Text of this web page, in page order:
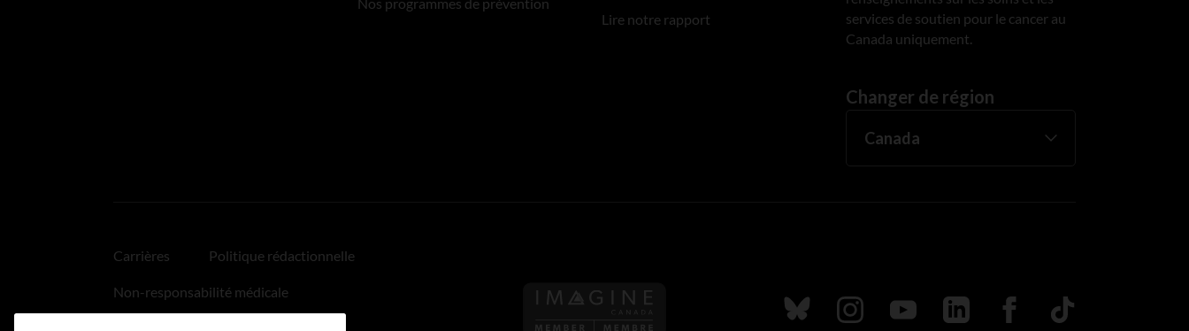
Lire notre rapport
services de soutien pour le cancer au
Canada uniquement.
Changer de région
Carrières Politique rédactionnelle
Non-responsabilité médicale
Suivez nous sur Bluesky
Suivez nous sur Instagram
Suivez nous sur Youtube
Suivez nous sur LinkedIn
Suivez nous sur
TikTok